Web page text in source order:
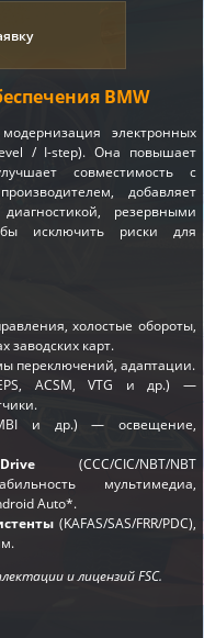
BMW
электронных
/ I-step). Она повышает
совместимость с
добавляет
резервными
исключить риски для
холостые обороты,
заводских карт.
переключений, адаптации.
ACSM, VTG и др.) —
и др.) — освещение,
(CCC/CIC/NBT/NBT
мультимедиа,
Auto*.
(KAFAS/SAS/FRR/PDC),
и лицензий FSC.